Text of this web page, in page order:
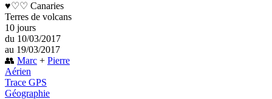
♥♡♡ Canaries
Terres de volcans
10 jours
du 10/03/2017
au 19/03/2017
👥 Marc + Pierre
Aérien
Trace GPS
Géographie